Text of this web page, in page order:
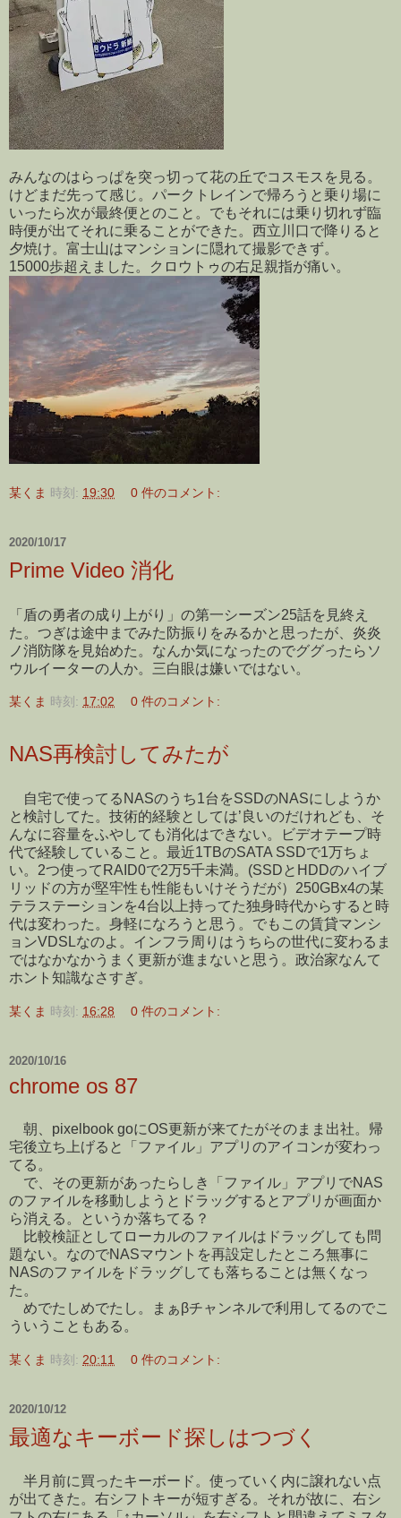
みんなのはらっぱを突っ切って花の丘でコスモスを見る。
けどまだ先って感じ。パークトレインで帰ろうと乗り場に
いったら次が最終便とのこと。でもそれには乗り切れず臨
時便が出てそれに乗ることができた。西立川口で降りると
夕焼け。富士山はマンションに隠れて撮影できず。
15000歩超えました。クロウトゥの右足親指が痛い。
某くま 時刻: 19:30 0 件のコメント:
2020/10/17
Prime Video 消化
「盾の勇者の成り上がり」の第一シーズン25話を見終え
た。つぎは途中までみた防振りをみるかと思ったが、炎炎
ノ消防隊を見始めた。なんか気になったのでググったらソ
ウルイーターの人か。三白眼は嫌いではない。
某くま 時刻: 17:02 0 件のコメント:
NAS再検討してみたが
自宅で使ってるNASのうち1台をSSDのNASにしようか
と検討してた。技術的経験としては’良いのだけれども、そ
んなに容量をふやしても消化はできない。ビデオテープ時
代で経験していること。最近1TBのSATA SSDで1万ちょ
い。2つ使ってRAID0で2万5千未満。(SSDとHDDのハイブ
リッドの方が堅牢性も性能もいけそうだが）250GBx4の某
テラステーションを4台以上持ってた独身時代からすると時
代は変わった。身軽になろうと思う。でもこの賃貸マンシ
ョンVDSLなのよ。インフラ周りはうちらの世代に変わるま
ではなかなかうまく更新が進まないと思う。政治家なんて
ホント知識なさすぎ。
某くま 時刻: 16:28 0 件のコメント:
2020/10/16
chrome os 87
朝、pixelbook goにOS更新が来てたがそのまま出社。帰
宅後立ち上げると「ファイル」アプリのアイコンが変わっ
てる。
で、その更新があったらしき「ファイル」アプリでNAS
のファイルを移動しようとドラッグするとアプリが画面か
ら消える。というか落ちてる？
比較検証としてローカルのファイルはドラッグしても問
題ない。なのでNASマウントを再設定したところ無事に
NASのファイルをドラッグしても落ちることは無くなっ
た。
めでたしめでたし。まぁβチャンネルで利用してるのでこ
ういうこともある。
某くま 時刻: 20:11 0 件のコメント:
2020/10/12
最適なキーボード探しはつづく
半月前に買ったキーボード。使っていく内に譲れない点
が出てきた。右シフトキーが短すぎる。それが故に、右シ